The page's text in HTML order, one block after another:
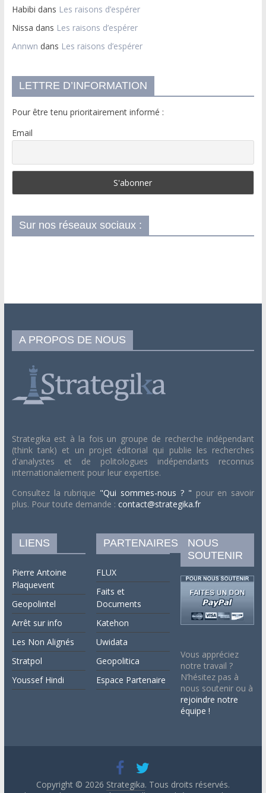
Habibi dans Les raisons d’espérer
Nissa dans Les raisons d’espérer
Annwn dans Les raisons d’espérer
LETTRE D’INFORMATION
Pour être tenu prioritairement informé :
Email
Sur nos réseaux sociaux :
A PROPOS DE NOUS
Strategika est à la fois un groupe de recherche indépendant
(think tank) et un projet éditorial qui publie les recherches
d'analystes et de politologues indépendants reconnus
internationalement pour leur expertise.
Consultez la rubrique "Qui sommes-nous ? " pour en savoir
plus. Pour toute demande : contact@strategika.fr
LIENS
Pierre Antoine
Plaquevent
Geopolintel
Arrêt sur info
Les Non Alignés
Stratpol
Youssef Hindi
PARTENAIRES
FLUX
Faits et
Documents
Katehon
Uwidata
Geopolitica
Espace Partenaire
NOUS
SOUTENIR
Vous appréciez
notre travail ?
N’hésitez pas à
nous soutenir ou à
rejoindre notre
équipe !
Copyright © 2026 Strategika. Tous droits réservés.